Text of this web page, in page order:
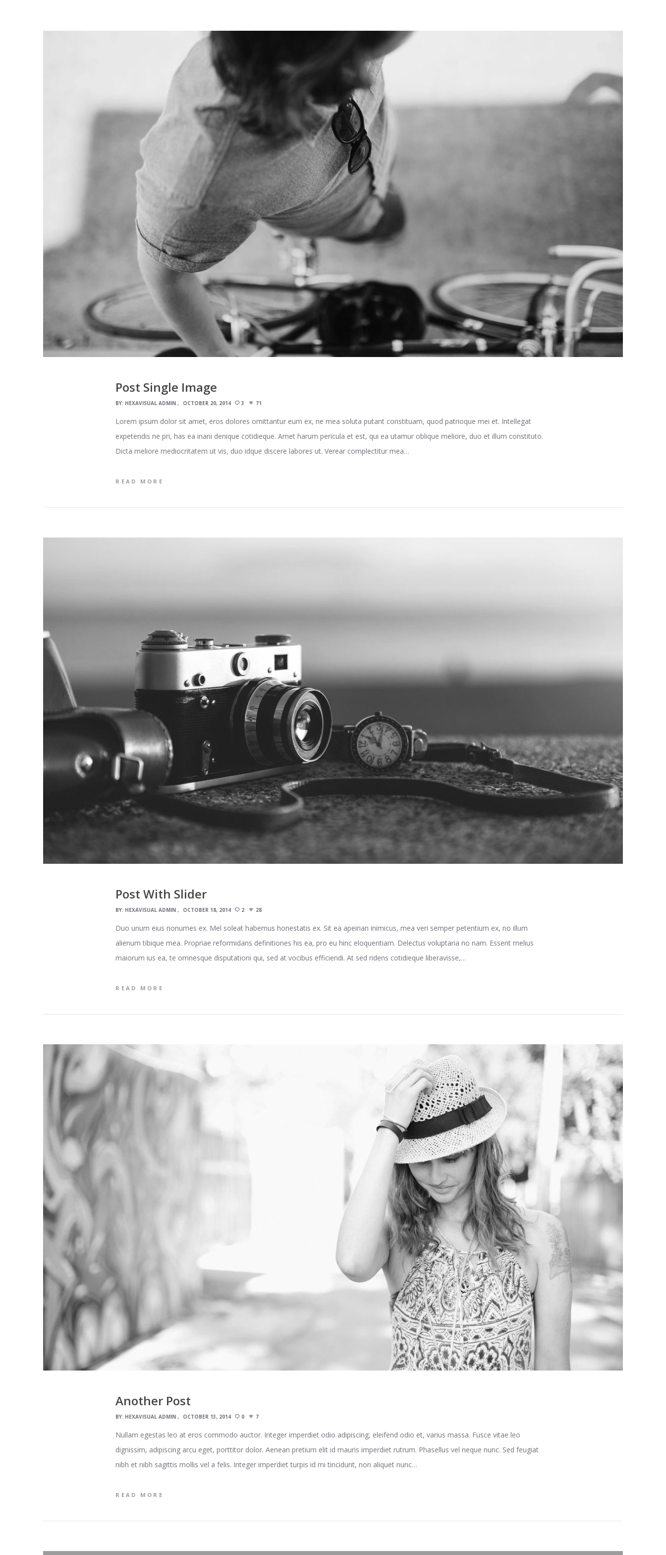
Post Single Image
BY: HEXAVISUAL ADMIN OCTOBER 20, 2014 3 71
Lorem ipsum dolor sit amet, eros dolores omittantur eum ex, ne mea soluta putant constituam, quod patrioque mei et. Intellegat
expetendis ne pri, has ea inani denique cotidieque. Amet harum pericula et est, qui ea utamur oblique meliore, duo et illum constituto.
Dicta meliore mediocritatem ut vis, duo idque discere labores ut. Verear complectitur mea…
READ MORE
Post With Slider
BY: HEXAVISUAL ADMIN OCTOBER 18, 2014 2 28
Duo unum eius nonumes ex. Mel soleat habemus honestatis ex. Sit ea apeirian inimicus, mea veri semper petentium ex, no illum
alienum tibique mea. Propriae reformidans definitiones his ea, pro eu hinc eloquentiam. Delectus voluptaria no nam. Essent melius
maiorum ius ea, te omnesque disputationi qui, sed at vocibus efficiendi. At sed ridens cotidieque liberavisse,…
READ MORE
Another Post
BY: HEXAVISUAL ADMIN OCTOBER 13, 2014 0 7
Nullam egestas leo at eros commodo auctor. Integer imperdiet odio adipiscing, eleifend odio et, varius massa. Fusce vitae leo
dignissim, adipiscing arcu eget, porttitor dolor. Aenean pretium elit id mauris imperdiet rutrum. Phasellus vel neque nunc. Sed feugiat
nibh et nibh sagittis mollis vel a felis. Integer imperdiet turpis id mi tincidunt, non aliquet nunc…
READ MORE